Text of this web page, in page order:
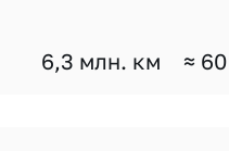
6,3 млн. км ≈